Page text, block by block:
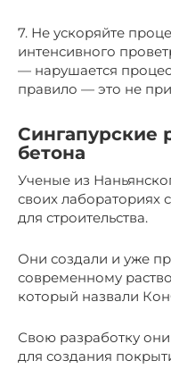
7. Не ускоряйте
интенсивного
— нарушается
правило — это не
Сингапурские
бетона
Ученые из
своих лабораториях
для строительства.
Они создали и уже
современному
который назвали
Свою разработку
для создания